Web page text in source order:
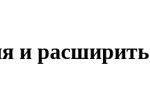
и расширить